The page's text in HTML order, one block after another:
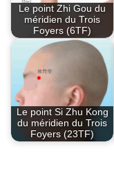
Le point Zhi Gou du
méridien du Trois
Foyers (6TF)
Le point Si Zhu Kong
du méridien du Trois
Foyers (23TF)